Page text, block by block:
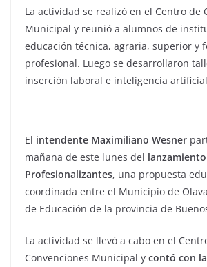
La actividad se realizó en el Centro de
Municipal y reunió a alumnos de
educación técnica, agraria, superior y
profesional. Luego se desarrollaron
inserción laboral e inteligencia
El intendente Maximiliano Wesner
mañana de este lunes del
Profesionalizantes, una propuesta
coordinada entre el Municipio de
de Educación de la provincia de
La actividad se llevó a cabo en el
Convenciones Municipal y contó con